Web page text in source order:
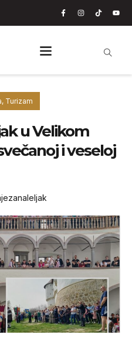
, Turizam
u Velikom
i veseloj